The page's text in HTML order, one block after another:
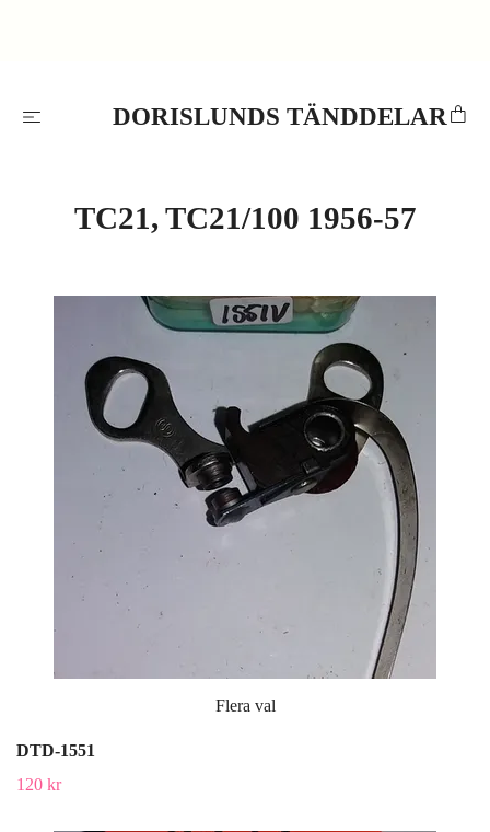
DORISLUNDS TÄNDDELAR
TC21, TC21/100 1956-57
Flera val
DTD-1551
120 kr